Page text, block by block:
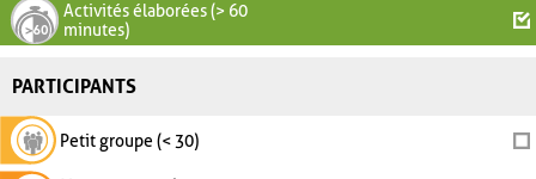
Activités élaborées (> 60
minutes)
PARTICIPANTS
Petit groupe (< 30)